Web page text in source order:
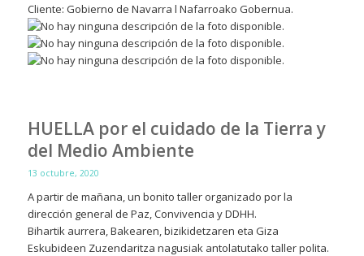
Cliente: Gobierno de Navarra l Nafarroako Gobernua.
HUELLA por el cuidado de la Tierra y
del Medio Ambiente
13 octubre, 2020
A partir de mañana, un bonito taller organizado por la
dirección general de Paz, Convivencia y DDHH.
Bihartik aurrera, Bakearen, bizikidetzaren eta Giza
Eskubideen Zuzendaritza nagusiak antolatutako taller polita.